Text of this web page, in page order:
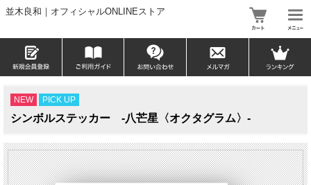
並木良和｜オフィシャルONLINEストア
NEW PICK UP
シンボルステッカー -八芒星〈オクタグラム〉-